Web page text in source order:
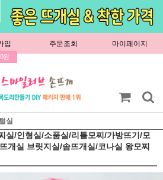
입
원
주문조회 마이페이지
실
/인형실/소품실/리틀모찌/가방뜨기/모
개실 브릿지실/솜뜨개실/코나실 왕모찌